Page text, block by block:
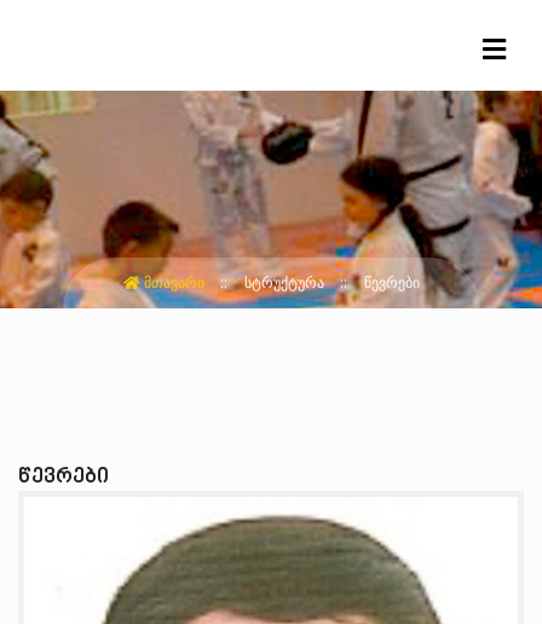
ᲛᲗᲐᲕᲐᲠᲘ ᲡᲢᲠᲣᲥᲢᲣᲠᲐ ᲬᲔᲕᲠᲔᲑᲘ
წევრები